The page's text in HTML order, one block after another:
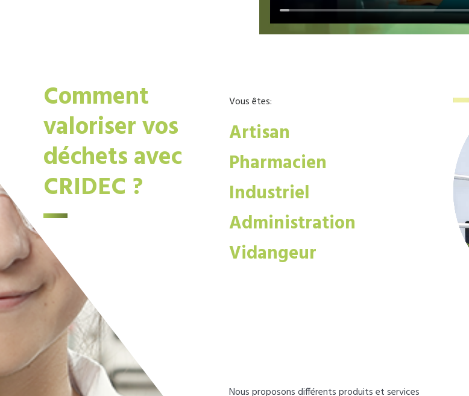
Comment
valoriser vos
déchets avec
CRIDEC ?
Vous êtes:
Artisan
Pharmacien
Industriel
Administration
Vidangeur
Nous proposons différents produits et services